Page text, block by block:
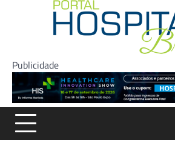
Publicidade